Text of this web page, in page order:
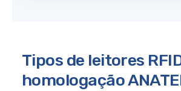
Tipos de leitores
homologação